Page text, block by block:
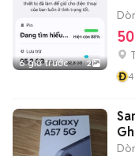
6 giờ trước 2
Đ4